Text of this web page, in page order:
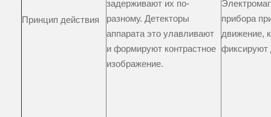
Принцип действия
задерживают их по-
разному. Детекторы
аппарата это улавливают
и формируют контрастное
изображение.
прибора
движение,
фиксируют